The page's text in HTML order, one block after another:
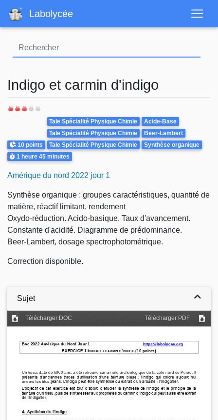
contenu
Labolycée
Indigo et carmin d'indigo
Points
10 points
Theme
Tale Spécialité Physique Chimie
Acide-Base
Tale Spécialité Physique Chimie
Beer-Lambert
Tale Spécialité Physique Chimie
Synthèse organique
Durée
1 heure 45 minutes
Amérique du nord 2022 jour 1
Synthèse organique : groupes caractéristiques, quantité de
matière, réactif limitant, rendement
Oxydo-réduction. Acido-basique. Taux d'avancement.
Constante d'acidité. Diagramme de prédominance.
Beer-Lambert, dosage spectrophotométrique.
Correction disponible.
Sujet